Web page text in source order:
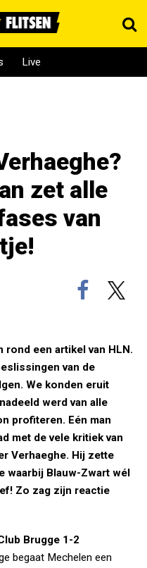
Live
zet alle
van
rond een artikel van HLN.
van de
We konden eruit
werd van alle
profiteren. Eén man
met de vele kritiek van
Verhaeghe. Hij zette
waarbij Blauw-Zwart wél
Zo zag zijn reactie
Brugge 1-2
begaat Mechelen een